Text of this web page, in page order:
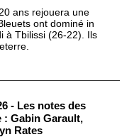
ans rejouera une
ont dominé in
à Tbilissi (26-22). Ils
- Les notes des
: Gabin Garault,
Rates